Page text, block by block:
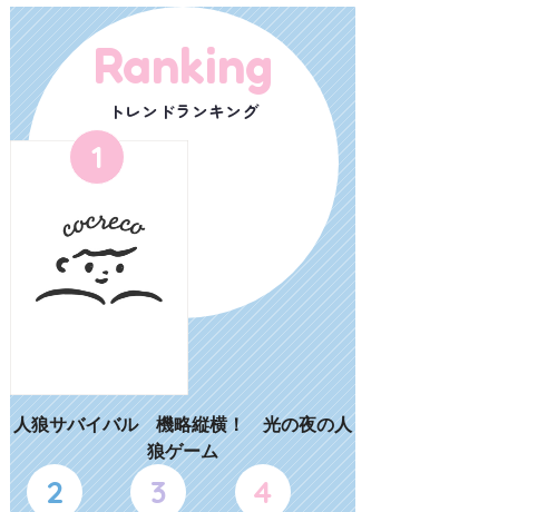
Ranking
トレンドランキング
1
人狼サバイバル 機略縦横！ 光の夜の人
狼ゲーム
2 3 4